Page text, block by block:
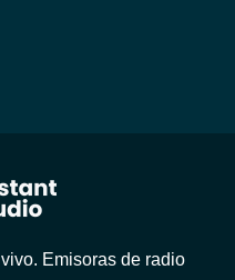
Emisoras de radio